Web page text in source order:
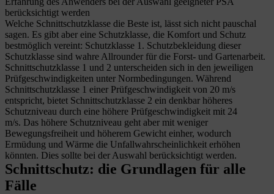
berücksichtigt werden
Welche Schnittschutzklasse die Beste ist, lässt sich nicht pauschal
sagen. Es gibt aber eine Schutzklasse, die Komfort und Schutz
bestmöglich vereint: Schutzklasse 1. Schutzbekleidung dieser
Schutzklasse sind wahre Allrounder für die Forst- und Gartenarbeit.
Schnittschutzklasse 1 und 2 unterscheiden sich in den jeweiligen
Prüfgeschwindigkeiten unter Normbedingungen. Während
Schnittschutzklasse 1 einer Prüfgeschwindigkeit von 20 m/s
entspricht, bietet Schnittschutzklasse 2 ein denkbar höheres
Schutzniveau durch eine höhere Prüfgeschwindigkeit mit 24
m/s. Das höhere Schutzniveau geht aber mit weniger
Bewegungsfreiheit und höherem Gewicht einher, wodurch
Ermüdung und Wärme die Unfallwahrscheinlichkeit erhöhen
könnten. Dies sollte bei der Auswahl berücksichtigt werden.
Schnittschutz: die Grundlagen für alle
Fälle